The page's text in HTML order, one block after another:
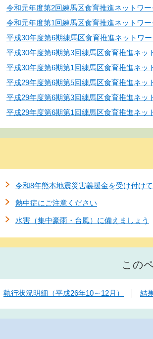
令和元年度第2回練馬区食育推進ネットワ
令和元年度第1回練馬区食育推進ネットワ
平成30年度第6期練馬区食育推進ネットワ
平成30年度第6期第3回練馬区食育推進ネ
平成30年度第6期第1回練馬区食育推進ネ
平成29年度第6期第5回練馬区食育推進ネ
平成29年度第6期第3回練馬区食育推進ネ
平成29年度第6期第1回練馬区食育推進ネ
令和8年熊本地震災害義援金を受け付け
熱中症にご注意ください
水害（集中豪雨・台風）に備えましょう
この
執行状況明細（平成26年10～12月） 結